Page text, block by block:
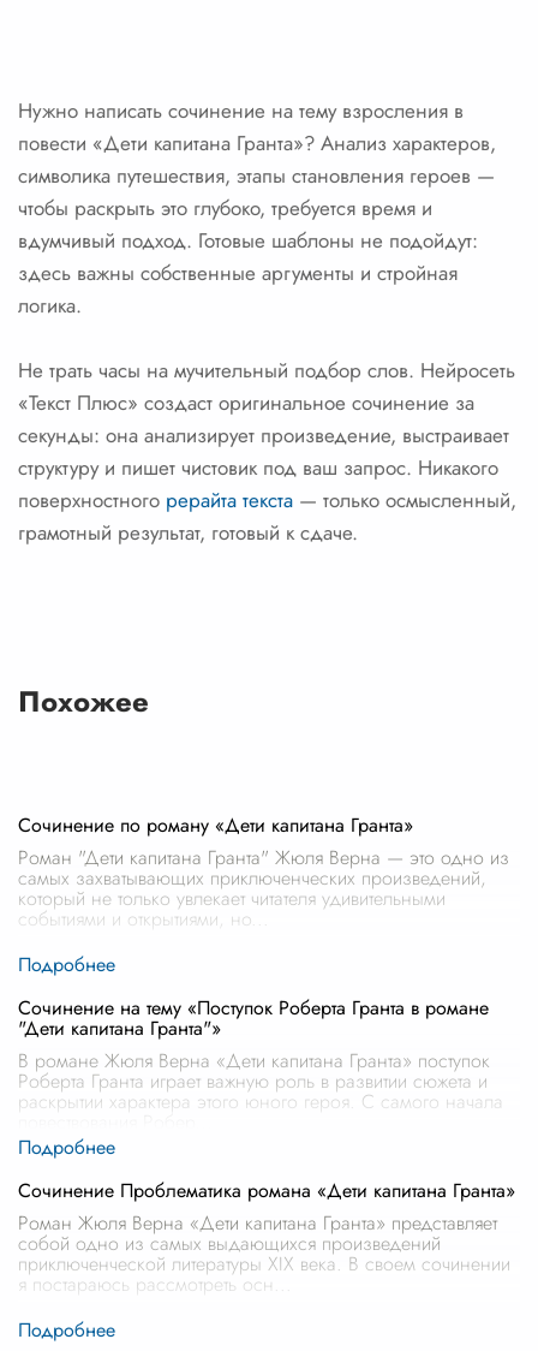
Нужно написать сочинение на тему взросления в
повести «Дети капитана Гранта»? Анализ характеров,
символика путешествия, этапы становления героев —
чтобы раскрыть это глубоко, требуется время и
вдумчивый подход. Готовые шаблоны не подойдут:
здесь важны собственные аргументы и стройная
логика.
Не трать часы на мучительный подбор слов. Нейросеть
«Текст Плюс» создаст оригинальное сочинение за
секунды: она анализирует произведение, выстраивает
структуру и пишет чистовик под ваш запрос. Никакого
поверхностного рерайта текста — только осмысленный,
грамотный результат, готовый к сдаче.
Похожее
Сочинение по роману «Дети капитана Гранта»
Роман "Дети капитана Гранта" Жюля Верна — это одно из
самых захватывающих приключенческих произведений,
который не только увлекает читателя удивительными
событиями и открытиями, но
Сочинение на тему «Поступок Роберта Гранта в романе
"Дети капитана Гранта"»
В романе Жюля Верна «Дети капитана Гранта» поступок
Роберта Гранта играет важную роль в развитии сюжета и
раскрытии характера этого юного героя. С самого начала
Сочинение Проблематика романа «Дети капитана Гранта»
Роман Жюля Верна «Дети капитана Гранта» представляет
собой одно из самых выдающихся произведений
приключенческой литературы XIX века. В своем сочинении
я постараюсь рассмотреть осн